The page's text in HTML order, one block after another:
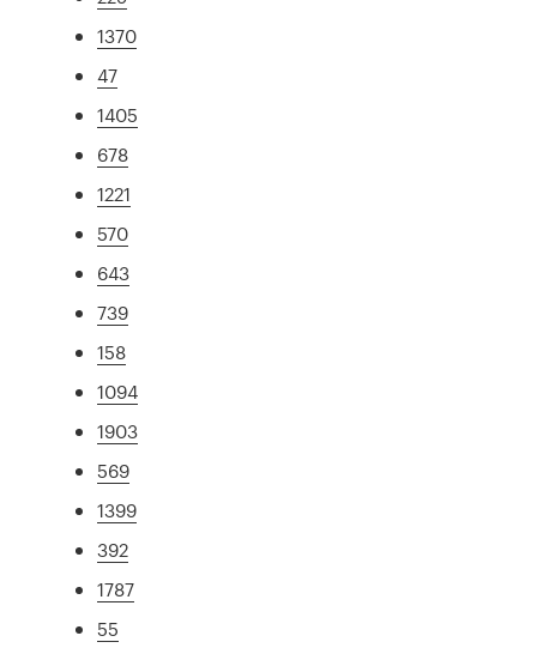
1370
47
1405
678
1221
570
643
739
158
1094
1903
569
1399
392
1787
55